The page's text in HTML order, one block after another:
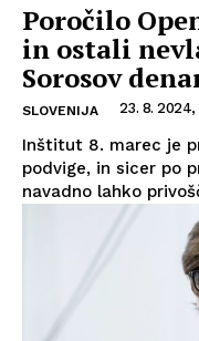
Poročilo
in ostali
Sorosov
SLOVENIJA 23. 8. 2024,
Inštitut 8. marec je
podvige, in sicer po
navadno lahko